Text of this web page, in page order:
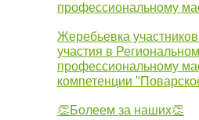
профессиональному
Жеребьевка
участия в
профессиональному
компетенции
👏Болеем за наших👏